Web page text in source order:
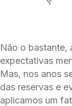
Não o bastante,
expectativas
Mas, nos anos
das reservas e
aplicamos um